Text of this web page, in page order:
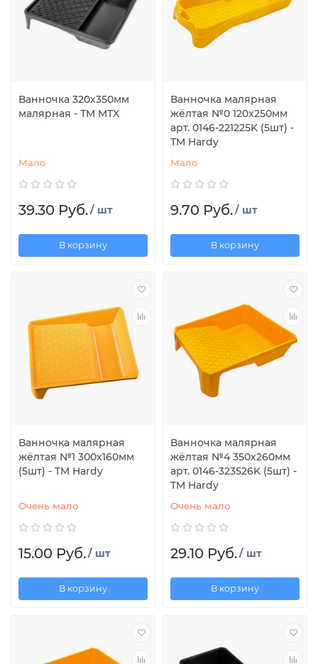
Ванночка 320х350мм
малярная - ТМ MTX
Мало
39.30 Руб./ шт
В корзину
Ванночка малярная
жёлтая №0 120x250мм
арт. 0146-221225K (5шт) -
TM Hardy
Мало
9.70 Руб./ шт
В корзину
Ванночка малярная
жёлтая №1 300х160мм
(5шт) - TM Hardy
Очень мало
15.00 Руб./ шт
В корзину
Ванночка малярная
жёлтая №4 350х260мм
арт. 0146-323526K (5шт) -
TM Hardy
Очень мало
29.10 Руб./ шт
В корзину